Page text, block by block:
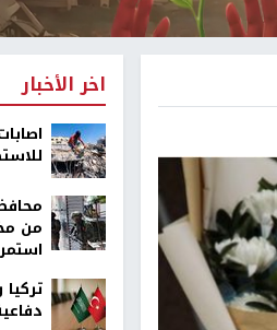
اخر الأخبار
من